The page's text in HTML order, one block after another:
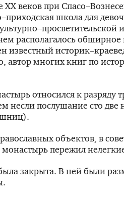
веков при
школа для
располагалось
известный
автор многих книг по
относился к разряду
несли послушание сто две
объектов, в
пережил
закрыта. В ней были